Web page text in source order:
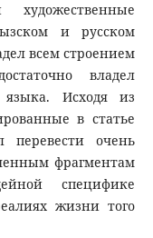
и русском
всем строением
владел
языка. Исходя из
в статье
перевести очень
фрагментам
специфике
жизни того